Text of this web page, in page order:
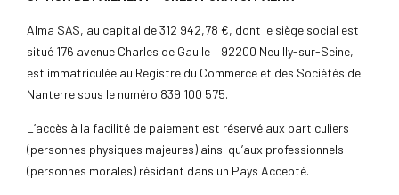
Alma SAS, au capital de 312 942,78 €, dont le siège social est
situé 176 avenue Charles de Gaulle – 92200 Neuilly-sur-Seine,
est immatriculée au Registre du Commerce et des Sociétés de
Nanterre sous le numéro 839 100 575.
L’accès à la facilité de paiement est réservé aux particuliers
(personnes physiques majeures) ainsi qu’aux professionnels
(personnes morales) résidant dans un Pays Accepté.